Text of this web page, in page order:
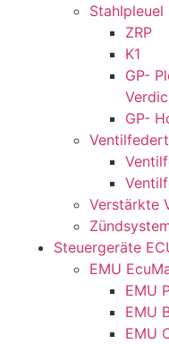
Stahlpleuel
ZRP
K1
GP-
GP-
Verstärkte
Steuergeräte
EMU
EMU
EMU
EMU